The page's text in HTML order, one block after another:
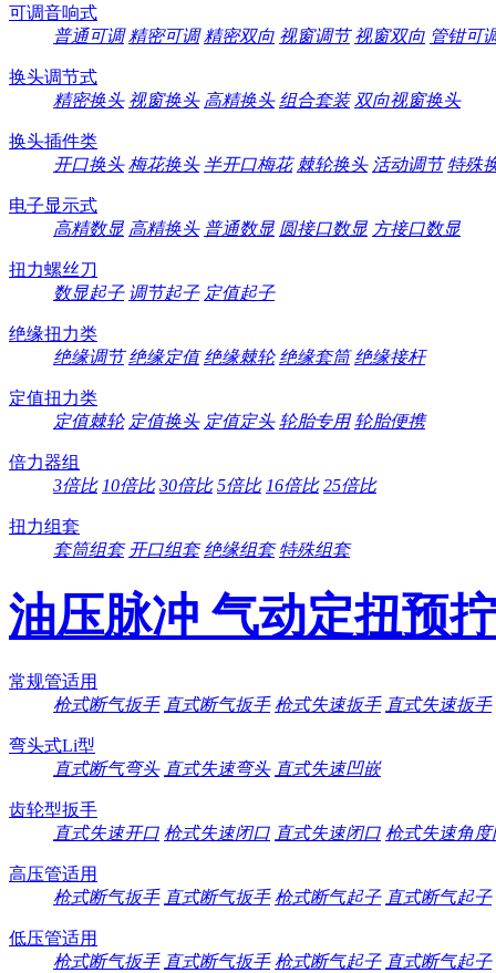
可调音响式
普通可调 精密可调 精密双向 视窗调节 视窗双向 管钳可
换头调节式
精密换头 视窗换头 高精换头 组合套装 双向视窗换头
换头插件类
开口换头 梅花换头 半开口梅花 棘轮换头 活动调节 特殊
电子显示式
高精数显 高精换头 普通数显 圆接口数显 方接口数显
扭力螺丝刀
数显起子 调节起子 定值起子
绝缘扭力类
绝缘调节 绝缘定值 绝缘棘轮 绝缘套筒 绝缘接杆
定值扭力类
定值棘轮 定值换头 定值定头 轮胎专用 轮胎便携
倍力器组
3倍比 10倍比 30倍比 5倍比 16倍比 25倍比
扭力组套
套筒组套 开口组套 绝缘组套 特殊组套
油压脉冲 气动定扭预
常规管适用
枪式断气扳手 直式断气扳手 枪式失速扳手 直式失速扳手
弯头式Li型
直式断气弯头 直式失速弯头 直式失速凹嵌
齿轮型扳手
直式失速开口 枪式失速闭口 直式失速闭口 枪式失速角度
高压管适用
枪式断气扳手 直式断气扳手 枪式断气起子 直式断气起子
低压管适用
枪式断气扳手 直式断气扳手 枪式断气起子 直式断气起子